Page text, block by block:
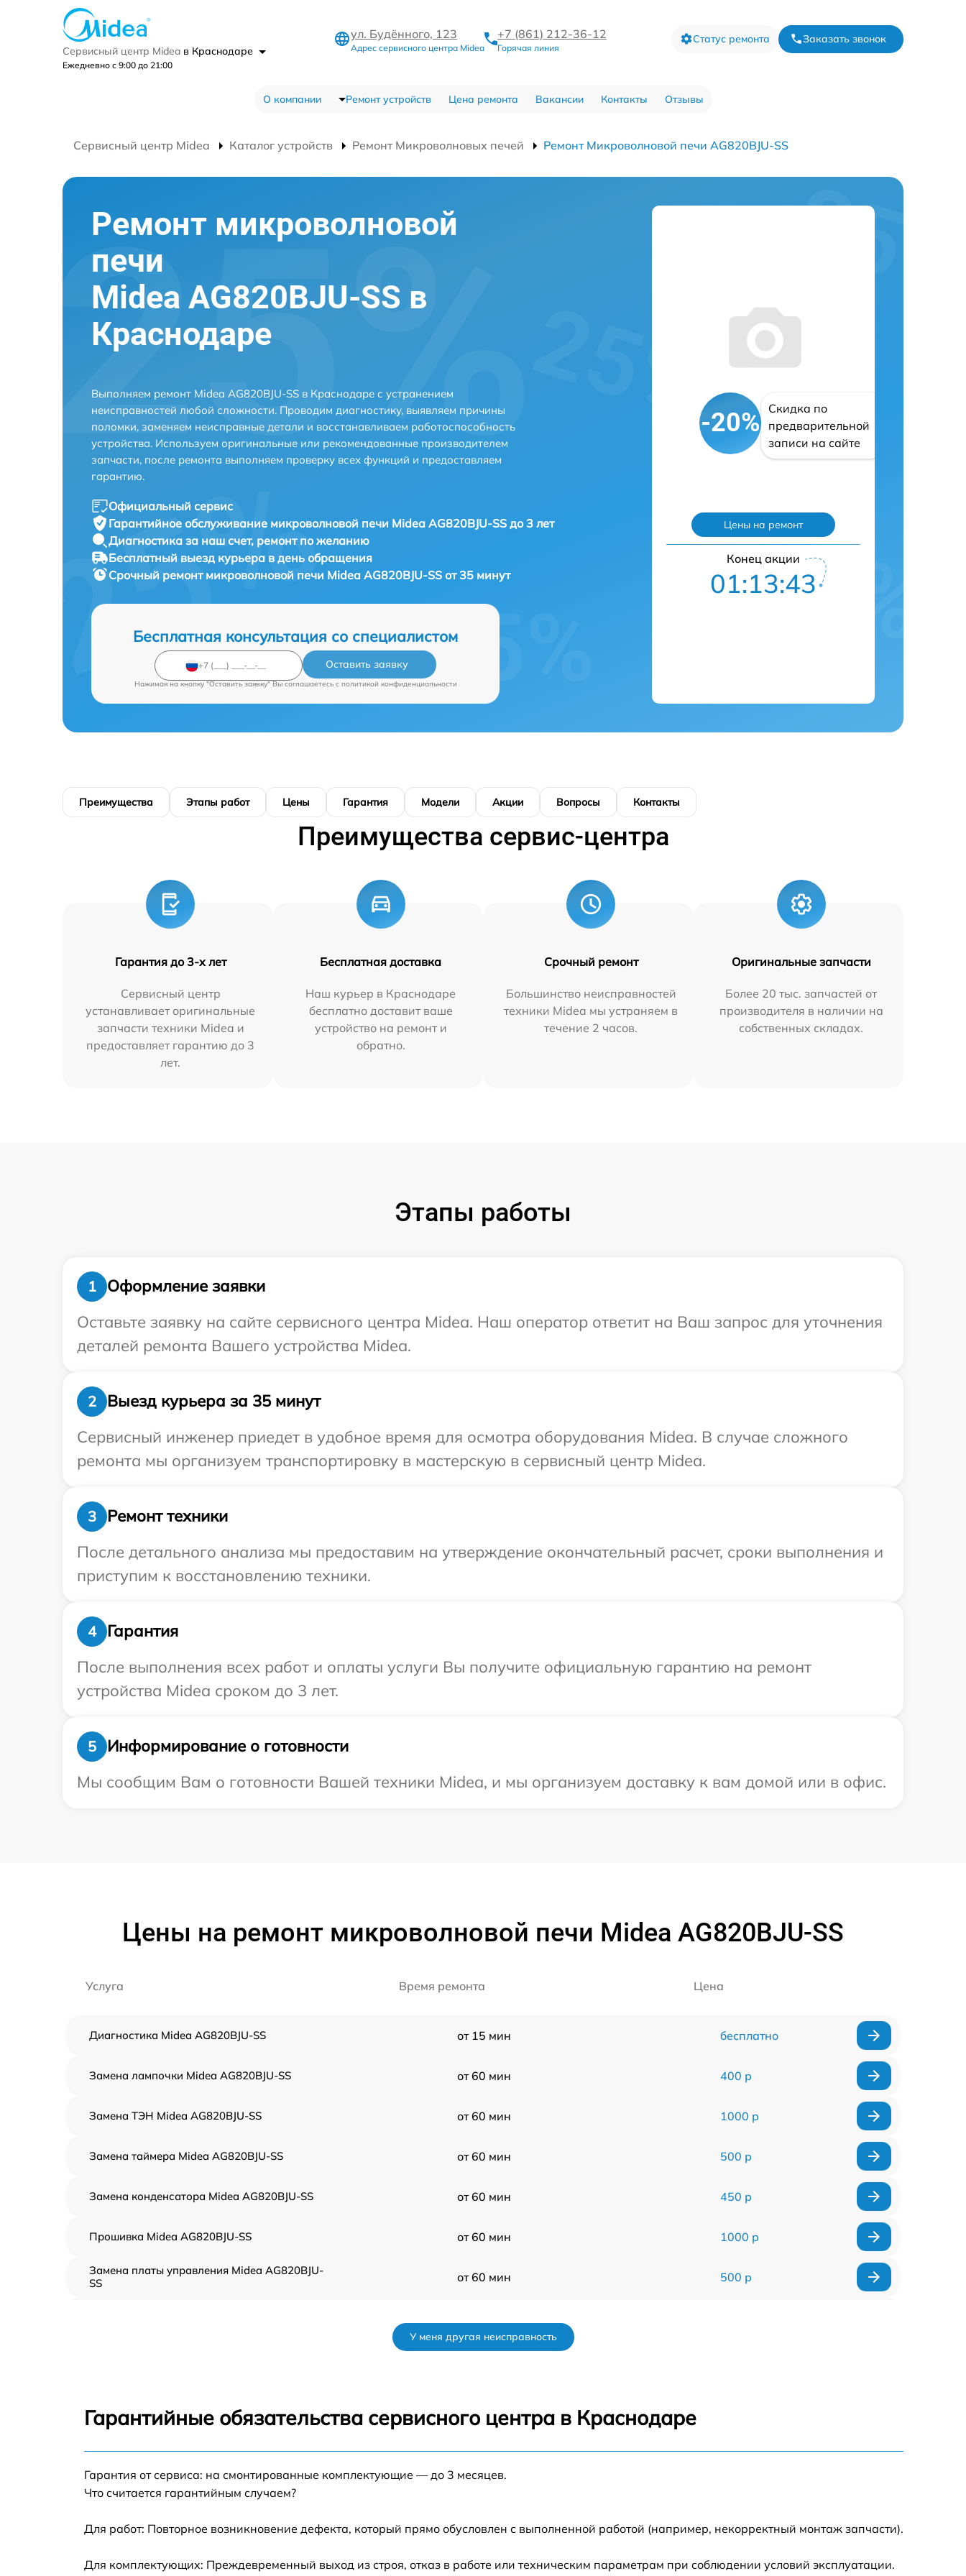
Сервисный центр Midea в Краснодаре
Ежедневно с 9:00 до 21:00
ул. Будённого, 123
Адрес сервисного центра Midea
+7 (861) 212-36-12
Горячая линия
Статус ремонта Заказать звонок
О компании Ремонт устройств Цена ремонта Вакансии Контакты Отзывы
Сервисный центр Midea Каталог устройств Ремонт Микроволновых печей Ремонт Микроволновой печи AG820BJU-SS
Ремонт микроволновой
печи
Midea AG820BJU-SS в
Краснодаре
Выполняем ремонт Midea AG820BJU-SS в Краснодаре с устранением
неисправностей любой сложности. Проводим диагностику, выявляем причины
поломки, заменяем неисправные детали и восстанавливаем работоспособность
устройства. Используем оригинальные или рекомендованные производителем
запчасти, после ремонта выполняем проверку всех функций и предоставляем
гарантию.
Официальный сервис
Гарантийное обслуживание микроволновой печи Midea AG820BJU-SS до 3 лет
Диагностика за наш счет, ремонт по желанию
Бесплатный выезд курьера в день обращения
Срочный ремонт микроволновой печи Midea AG820BJU-SS от 35 минут
Бесплатная консультация со специалистом
Оставить заявку
Нажимая на кнопку "Оставить заявку" Вы соглашаетесь c политикой конфиденциальности
-20%
Скидка по
предварительной
записи на сайте
Цены на ремонт
Конец акции
01:13:42
Преимущества Этапы работ Цены Гарантия Модели Акции Вопросы Контакты
Преимущества сервис-центра
Гарантия до 3-х лет
Сервисный центр
устанавливает оригинальные
запчасти техники Midea и
предоставляет гарантию до 3
лет.
Бесплатная доставка
Наш курьер в Краснодаре
бесплатно доставит ваше
устройство на ремонт и
обратно.
Срочный ремонт
Большинство неисправностей
техники Midea мы устраняем в
течение 2 часов.
Оригинальные запчасти
Более 20 тыс. запчастей от
производителя в наличии на
собственных складах.
Этапы работы
1
Оформление заявки
Оставьте заявку на сайте сервисного центра Midea. Наш оператор ответит на Ваш запрос для уточнения
деталей ремонта Вашего устройства Midea.
2
Выезд курьера за 35 минут
Сервисный инженер приедет в удобное время для осмотра оборудования Midea. В случае сложного
ремонта мы организуем транспортировку в мастерскую в сервисный центр Midea.
3
Ремонт техники
После детального анализа мы предоставим на утверждение окончательный расчет, сроки выполнения и
приступим к восстановлению техники.
4
Гарантия
После выполнения всех работ и оплаты услуги Вы получите официальную гарантию на ремонт
устройства Midea сроком до 3 лет.
5
Информирование о готовности
Мы сообщим Вам о готовности Вашей техники Midea, и мы организуем доставку к вам домой или в офис.
Цены на ремонт микроволновой печи Midea AG820BJU-SS
Услуга Время ремонта Цена
Диагностика Midea AG820BJU-SS от 15 мин бесплатно
Замена лампочки Midea AG820BJU-SS от 60 мин 400 р
Замена ТЭН Midea AG820BJU-SS от 60 мин 1000 р
Замена таймера Midea AG820BJU-SS от 60 мин 500 р
Замена конденсатора Midea AG820BJU-SS от 60 мин 450 р
Прошивка Midea AG820BJU-SS от 60 мин 1000 р
Замена платы управления Midea AG820BJU-
SS
от 60 мин 500 р
Ремонт волновода Midea AG820BJU-SS от 60 мин
AG820BJU-SS
SS
от 60 мин
У меня другая неисправность
Гарантийные обязательства сервисного центра в Краснодаре
Гарантия от сервиса: на смонтированные комплектующие — до 3 месяцев.
Что считается гарантийным случаем?
Для работ: Повторное возникновение дефекта, который прямо обусловлен с выполненной работой (например, некорректный монтаж запчасти).
Для комплектующих: Преждевременный выход из строя, отказ в работе или техническим параметрам при соблюдении условий эксплуатации.